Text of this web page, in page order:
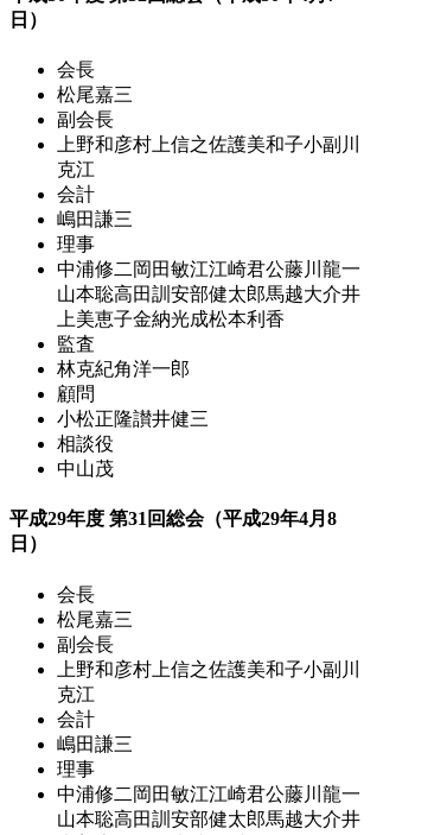
日）
会長
松尾嘉三
副会長
上野和彦村上信之佐護美和子小副川
克江
会計
嶋田謙三
理事
中浦修二 岡田敏江江崎君公藤川龍一
山本聡高田訓 安部健太郎馬越大介井
上美恵子金納光成松本利香
監査
林克紀角洋一郎
顧問
小松正隆讃井健三
相談役
中山茂
平成29年度 第31回総会（平成29年4月8
日）
会長
松尾嘉三
副会長
上野和彦村上信之佐護美和子小副川
克江
会計
嶋田謙三
理事
中浦修二 岡田敏江江崎君公藤川龍一
山本聡高田訓 安部健太郎馬越大介井